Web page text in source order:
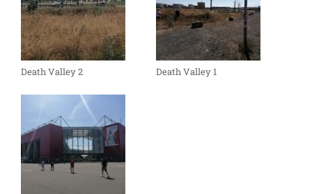
Death Valley 2 Death Valley 1